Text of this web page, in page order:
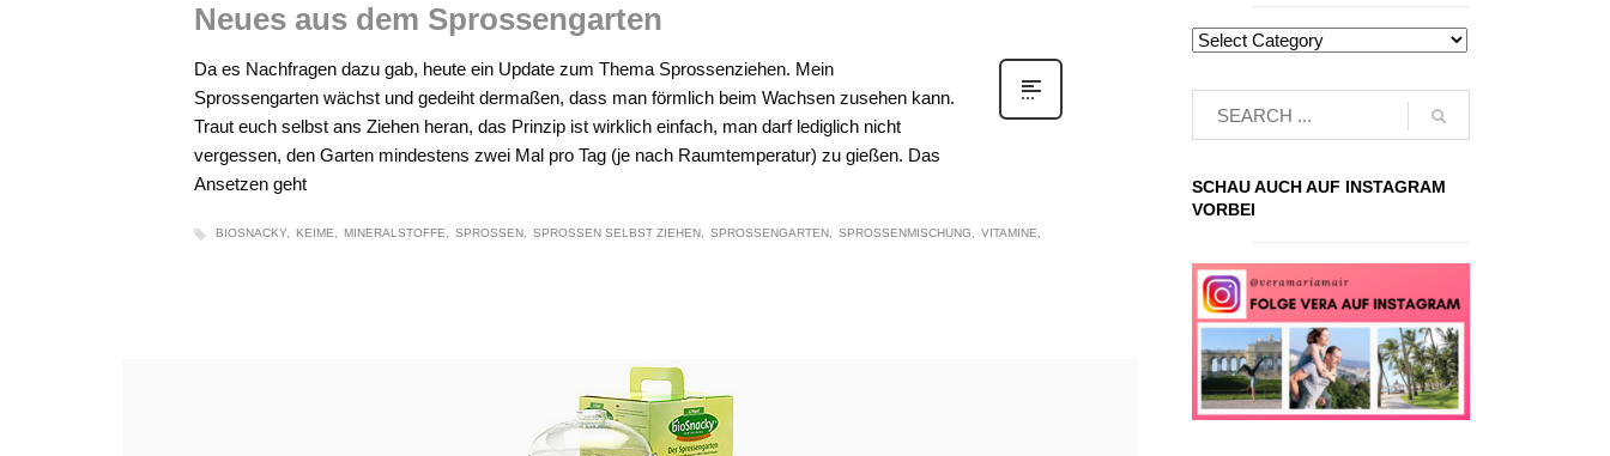
Neues aus dem Sprossengarten
Da es Nachfragen dazu gab, heute ein Update zum Thema Sprossenziehen. Mein
Sprossengarten wächst und gedeiht dermaßen, dass man förmlich beim Wachsen zusehen kann.
Traut euch selbst ans Ziehen heran, das Prinzip ist wirklich einfach, man darf lediglich nicht
vergessen, den Garten mindestens zwei Mal pro Tag (je nach Raumtemperatur) zu gießen. Das
Ansetzen geht
BIOSNACKY KEIME MINERALSTOFFE SPROSSEN SPROSSEN SELBST ZIEHEN SPROSSENGARTEN SPROSSENMISCHUNG VITAMINE
SCHAU AUCH AUF INSTAGRAM
VORBEI